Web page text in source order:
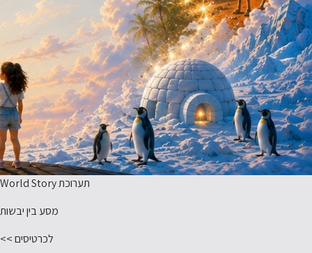
תערוכת World Story
מסע בין יבשות
לכרטיסים >>